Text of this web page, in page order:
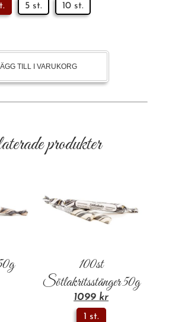
5 st. 10 st.
TILL I VARUKORG
produkter
100st
Sötlakritsstänger 50g
1099 kr
1 st.